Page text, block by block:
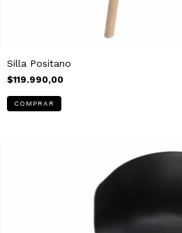
Silla Positano
$119.990,00